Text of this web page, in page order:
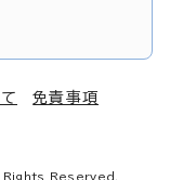
免責事項
Reserved.